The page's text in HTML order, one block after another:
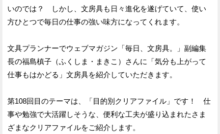
ア
す
ア
す
いのでは？ しかし、文房具も日々進化を遂げていて、使い
方ひとつで毎日の仕事の強い味方になってくれます。
文具プランナーでウェブマガジン「毎日、文房具。」副編集
長の福島槙子（ふくしま・まきこ）さんに「気分も上がって
仕事もはかどる」文房具を紹介していただきます。
第108回目のテーマは、「目的別クリアファイル」です！ 仕
事や勉強で大活躍しそうな、便利な工夫が盛り込まれたさま
ざまなクリアファイルをご紹介します。